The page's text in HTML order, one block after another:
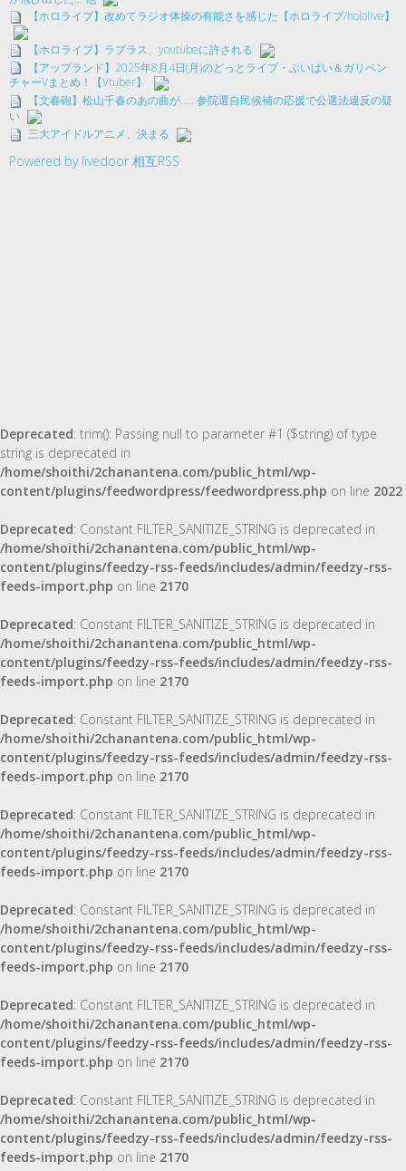
【ホロライブ】改めてラジオ体操の有能さを感じた【ホロライブ/hololive】
【ホロライブ】ラプラス、youtubeに許される
【アップランド】2025年8月4日(月)のどっとライブ・ぶいぱい＆ガリベン
チャーVまとめ！【Vtuber】
【文春砲】松山千春のあの曲が……参院選自民候補の応援で公選法違反の疑
い
三大アイドルアニメ、決まる
Powered by livedoor 相互RSS
Deprecated: trim(): Passing null to parameter #1 ($string) of type
string is deprecated in
/home/shoithi/2chanantena.com/public_html/wp-
content/plugins/feedwordpress/feedwordpress.php on line 2022
Deprecated: Constant FILTER_SANITIZE_STRING is deprecated in
/home/shoithi/2chanantena.com/public_html/wp-
content/plugins/feedzy-rss-feeds/includes/admin/feedzy-rss-
feeds-import.php on line 2170
Deprecated: Constant FILTER_SANITIZE_STRING is deprecated in
/home/shoithi/2chanantena.com/public_html/wp-
content/plugins/feedzy-rss-feeds/includes/admin/feedzy-rss-
feeds-import.php on line 2170
Deprecated: Constant FILTER_SANITIZE_STRING is deprecated in
/home/shoithi/2chanantena.com/public_html/wp-
content/plugins/feedzy-rss-feeds/includes/admin/feedzy-rss-
feeds-import.php on line 2170
Deprecated: Constant FILTER_SANITIZE_STRING is deprecated in
/home/shoithi/2chanantena.com/public_html/wp-
content/plugins/feedzy-rss-feeds/includes/admin/feedzy-rss-
feeds-import.php on line 2170
Deprecated: Constant FILTER_SANITIZE_STRING is deprecated in
/home/shoithi/2chanantena.com/public_html/wp-
content/plugins/feedzy-rss-feeds/includes/admin/feedzy-rss-
feeds-import.php on line 2170
Deprecated: Constant FILTER_SANITIZE_STRING is deprecated in
/home/shoithi/2chanantena.com/public_html/wp-
content/plugins/feedzy-rss-feeds/includes/admin/feedzy-rss-
feeds-import.php on line 2170
Deprecated: Constant FILTER_SANITIZE_STRING is deprecated in
/home/shoithi/2chanantena.com/public_html/wp-
content/plugins/feedzy-rss-feeds/includes/admin/feedzy-rss-
feeds-import.php on line 2170